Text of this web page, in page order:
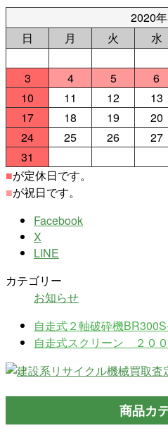
2020
日
月 火 水
3
4 5 6
10
11 12 13
17
18 19 20
24
25 26 27
31
■が定休日です。
■が祝日です。
Facebook
X
LINE
カテゴリー
お知らせ
自走式２軸破砕機
自走式スクリーン ２０
商品カ